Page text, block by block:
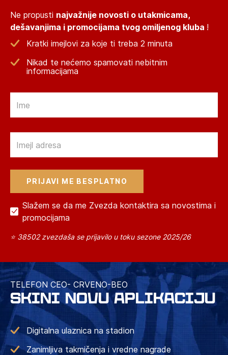
Ne propusti najvažnije novosti o utakmicama,
dešavanjima i promocijama tvog omiljenog kluba !
Kratki imejlovi za koje ti treba 2 minuta
Nikad te nećemo spamovati nebitnim
informacijama
Slažem se da me Zvezda kontaktira sa novostima i
promocijama
⭐ 38502 zvezdaša se prijavilo u toku sezone 2025/26
TELEFON CEO- CRVENO-BEO
SKINI NOVU APLIKACIJU
Digitalna ulaznica na stadion
Zanimljiva takmičenja i vredne nagrade